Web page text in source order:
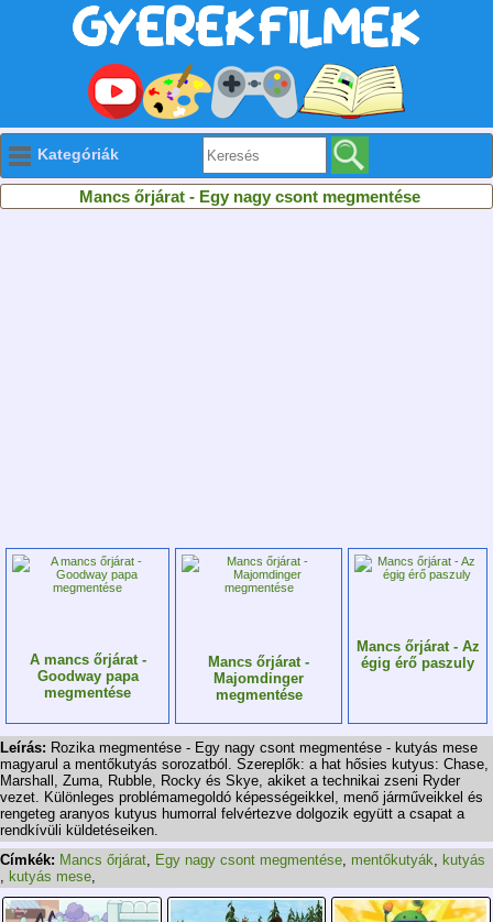
Kategóriák
Mancs őrjárat - Egy nagy csont megmentése
A mancs őrjárat -
Goodway papa
megmentése
Mancs őrjárat -
Majomdinger
megmentése
Mancs őrjárat - Az
égig érő paszuly
Leírás: Rozika megmentése - Egy nagy csont megmentése - kutyás mese
magyarul a mentőkutyás sorozatból. Szereplők: a hat hősies kutyus: Chase,
Marshall, Zuma, Rubble, Rocky és Skye, akiket a technikai zseni Ryder
vezet. Különleges problémamegoldó képességeikkel, menő járműveikkel és
rengeteg aranyos kutyus humorral felvértezve dolgozik együtt a csapat a
rendkívüli küldetéseiken.
Címkék: Mancs őrjárat, Egy nagy csont megmentése, mentőkutyák, kutyás
, kutyás mese,